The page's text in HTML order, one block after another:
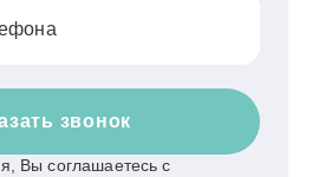
звонок
Вы соглашаетесь с